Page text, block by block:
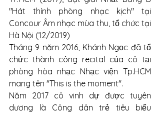
"Hát thính phòng nhạc kịch" tại
Concour Âm nhạc mùa thu, tổ chức tại
Hà Nội (12/2019)
Tháng 9 năm 2016, Khánh Ngọc đã tổ
chức thành công recital của cô tại
phòng hòa nhạc Nhạc viện Tp.HCM
mang tên "This is the moment".
Năm 2017 cô vinh dự được tuyên
dương là Công dân trẻ tiêu biểu